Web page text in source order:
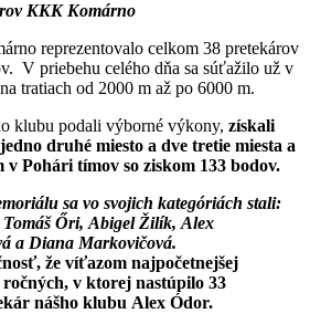
KKK Komárno
reprezentovalo celkom 38 pretekárov
V priebehu celého dňa sa súťažilo už v
tratiach od 2000 m až po 6000 m.
klubu podali výborné výkony, získali
druhé miesto a dve tretie miesta a
Pohári tímov so ziskom 133 bodov.
sa vo svojich kategóriách stali:
Őri, Abigel Žilík, Alex
a Diana Markovičová.
že víťazom najpočetnejšej
v ktorej nastúpilo 33
nášho klubu Alex Ódor.